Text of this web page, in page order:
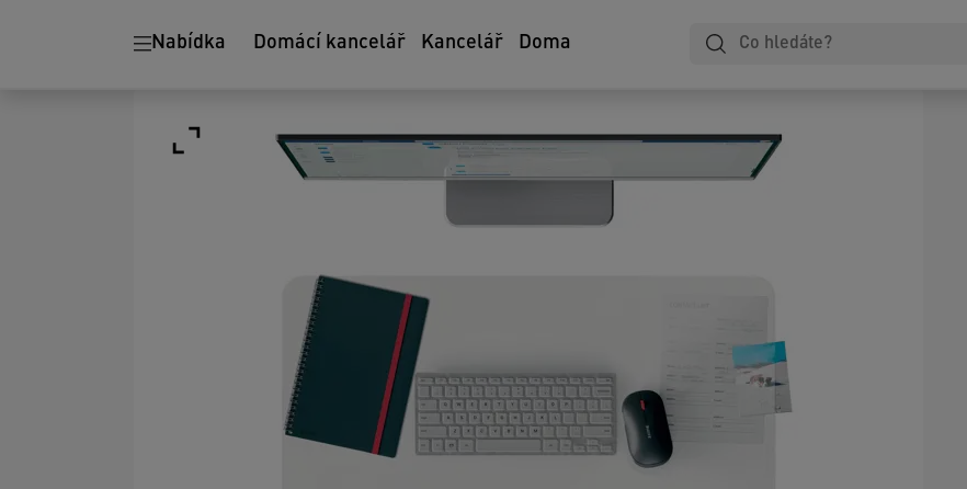
Nabídka Domácí kancelář Kancelář Doma